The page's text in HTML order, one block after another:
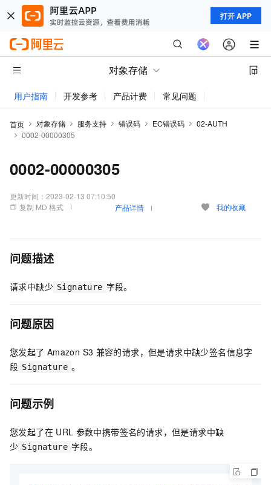
打开 APP
对象存储
用户指南 开发参考 产品计费 常见问题
首页 对象存储 服务支持 错误码 EC错误码
02-AUTH
0002-00000305
0002-00000305
更新时间： 2023-02-13 07:10:50
复制 MD 格式
产品详情 我的收藏
问题描述
请求中缺少 Signature 字段。
问题原因
您发起了 Amazon S3 兼容的请求，但是请求中缺少签名信息字
段 Signature 。
问题示例
您发起了在 URL 参数中携带签名的请求，但是请求中缺
少 Signature 字段。